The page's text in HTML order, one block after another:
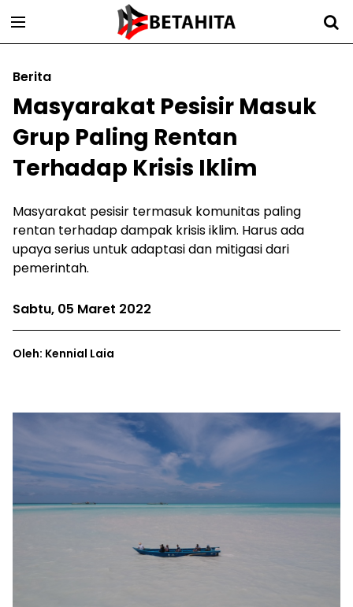
Berita
Masyarakat Pesisir Masuk
Grup Paling Rentan
Terhadap Krisis Iklim
Masyarakat pesisir termasuk komunitas paling
rentan terhadap dampak krisis iklim. Harus ada
upaya serius untuk adaptasi dan mitigasi dari
pemerintah.
Sabtu, 05 Maret 2022
Oleh: Kennial Laia